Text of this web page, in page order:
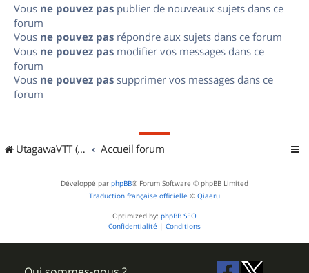
Vous ne pouvez pas publier de nouveaux sujets dans ce
forum
Vous ne pouvez pas répondre aux sujets dans ce forum
Vous ne pouvez pas modifier vos messages dans ce
forum
Vous ne pouvez pas supprimer vos messages dans ce
forum
UtagawaVTT (Randos VTT et VTTAE avec traces GPS) Accueil forum
Développé par phpBB® Forum Software © phpBB Limited
Traduction française officielle © Qiaeru
Optimized by: phpBB SEO
Confidentialité | Conditions